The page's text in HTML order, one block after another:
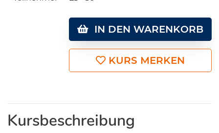
IN DEN WARENKORB
KURS MERKEN
Kursbeschreibung